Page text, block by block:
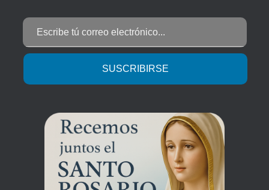
SUSCRIBIRSE